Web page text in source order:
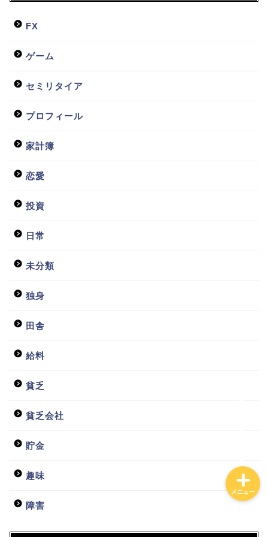
FX
ゲーム
セミリタイア
プロフィール
家計簿
恋愛
投資
日常
未分類
独身
田舎
給料
貧乏
貧乏会社
貯金
趣味
障害
メニュー